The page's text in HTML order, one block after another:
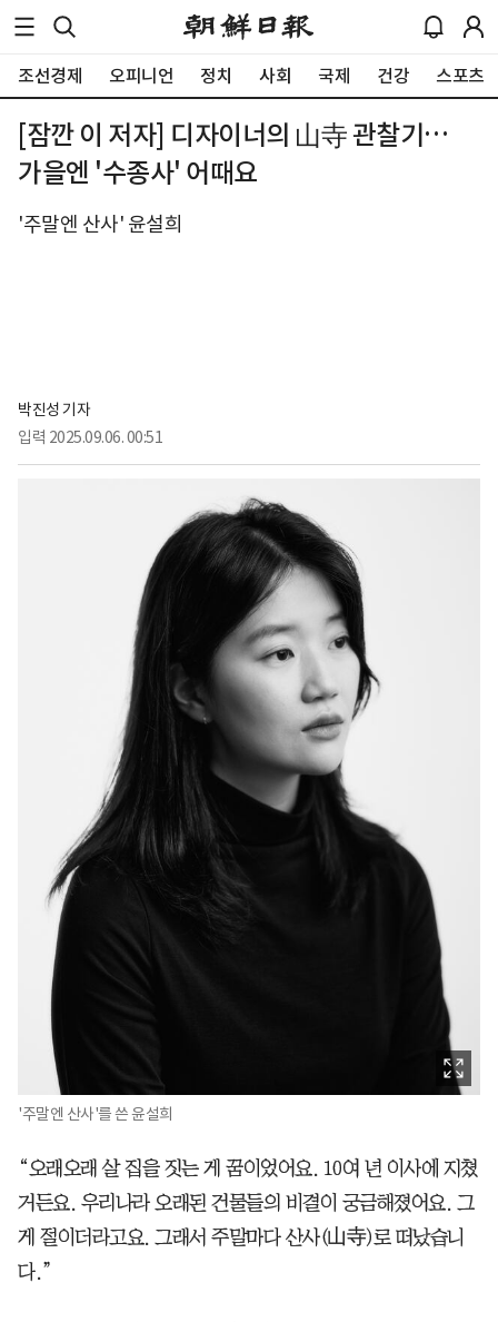
조선경제 오피니언 정치 사회 국제 건강 스포츠
[잠깐 이 저자] 디자이너의 山寺 관찰기…
가을엔 '수종사' 어때요
'주말엔 산사' 윤설희
박진성 기자
입력 2025.09.06. 00:51
'주말엔 산사'를 쓴 윤설희
“오래오래 살 집을 짓는 게 꿈이었어요. 10여 년 이사에 지쳤
거든요. 우리나라 오래된 건물들의 비결이 궁금해졌어요. 그
게 절이더라고요. 그래서 주말마다 산사(山寺)로 떠났습니
다.”